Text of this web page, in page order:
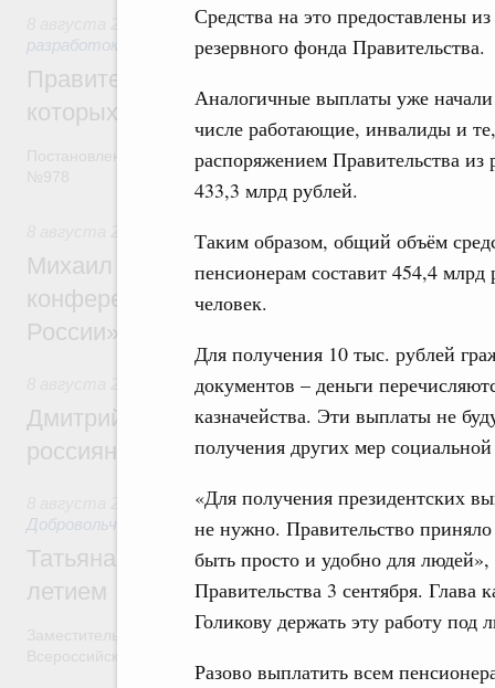
Средства на это предоставлены из
резервного фонда Правительства.
Аналогичные выплаты уже
числе работающие, инвалиды и
распоряжением Правительства
433,3 млрд рублей.
Таким образом, общий объём
пенсионерам составит 454,4
человек.
Для получения 10 тыс. рублей
документов – деньги
казначейства. Эти выплаты не
получения других мер
«Для получения президентских
не нужно. Правительство
быть просто и удобно для
Правительства 3 сентября. Глава
Голикову держать эту работу под
Разово выплатить всем
Государственная политика в сфере
разработок
Правительство расширило перечень
которых освобождаются от НДФЛ
Постановление от 5 августа 2026 года
Отрасль информационных технологий
Михаил Мишустин дал поручения по
конференции «Цифровая индустрия
России»
Спорт высших достижений и массовый
Дмитрий Чернышенко и Михаил
россиян с Днём физкультурника
Социальные инновации. Некоммерческие
Добровольчество и волонтёрство. Благотворительность
Татьяна Голикова поздравила
летием
Заместитель Председателя Правительства Татьяна Голикова